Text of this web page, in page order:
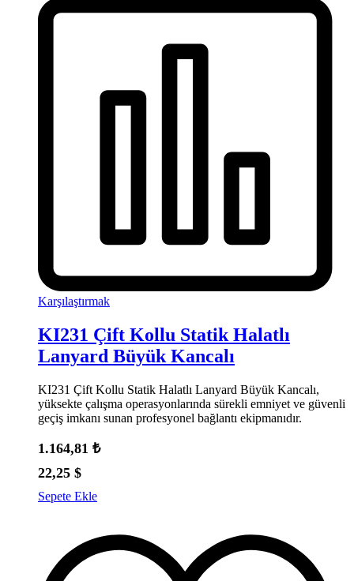
Karşılaştırmak
KI231 Çift Kollu Statik Halatlı
Lanyard Büyük Kancalı
KI231 Çift Kollu Statik Halatlı Lanyard Büyük Kancalı,
yüksekte çalışma operasyonlarında sürekli emniyet ve güvenli
geçiş imkanı sunan profesyonel bağlantı ekipmanıdır.
1.164,81 ₺
22,25 $
Sepete Ekle